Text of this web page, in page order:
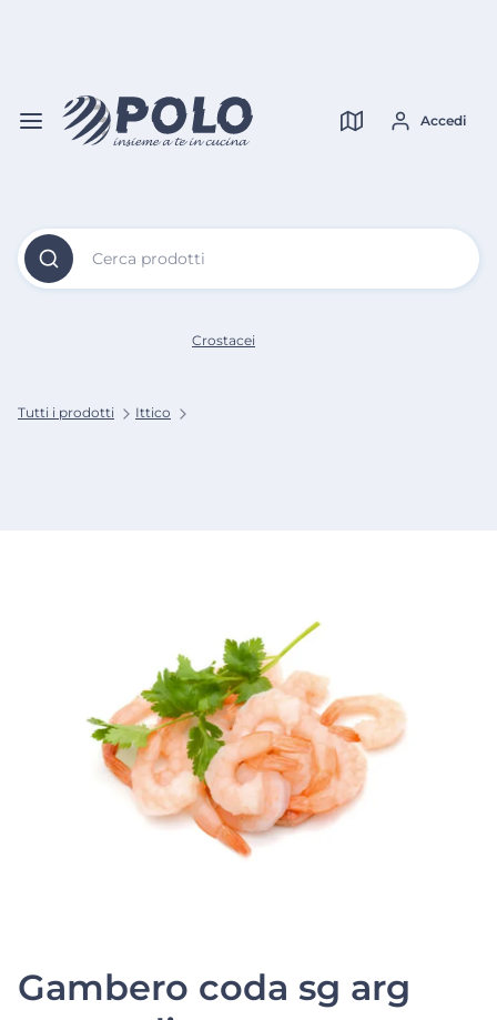
Cerca prodotti
Accedi
Tutti i prodotti Ittico
Crostacei
Gambero coda sg arg